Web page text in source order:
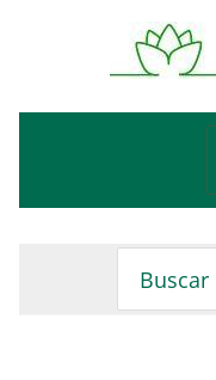
contenido
por: